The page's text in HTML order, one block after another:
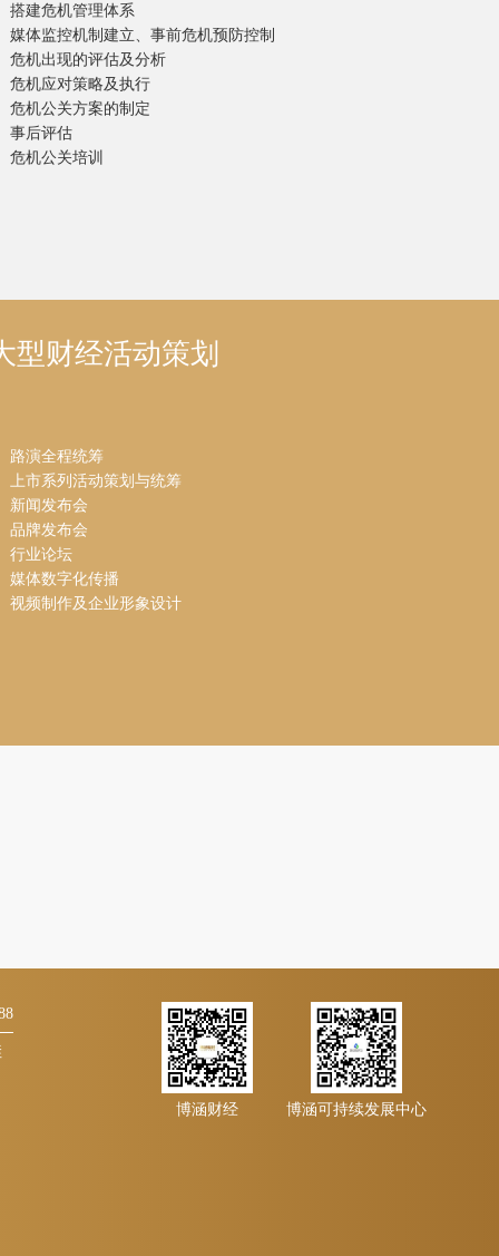
搭建危机管理体系
媒体监控机制建立、事前危机预防控制
危机出现的评估及分析
危机应对策略及执行
危机公关方案的制定
事后评估
危机公关培训
型财经活动策划
路演全程统筹
上市系列活动策划与统筹
新闻发布会
品牌发布会
行业论坛
媒体数字化传播
视频制作及企业形象设计
博涵财经 博涵可持续发展中心